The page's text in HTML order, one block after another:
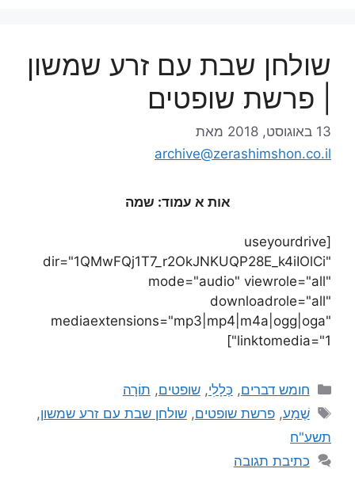
שולחן שבת עם זרע שמשון
| פרשת שופטים
13 באוגוסט, 2018
מאת
archive@zerashimshon.co.il
אות א עמוד: שמה
[useyourdrive
dir="1QMwFQj1T7_r2OkJNKUQP28E_k4iIOlCi"
mode="audio" viewrole="all"
downloadrole="all"
mediaextensions="mp3|mp4|m4a|ogg|oga"
linktomedia="1"]
חומש דברים, כְּלָלִי,שופטים, תוֹרָה
שֶׁמַע,פרשת שופטים,שולחן שבת עם זרע שמשון,
תשע"ח
כתיבת תגובה